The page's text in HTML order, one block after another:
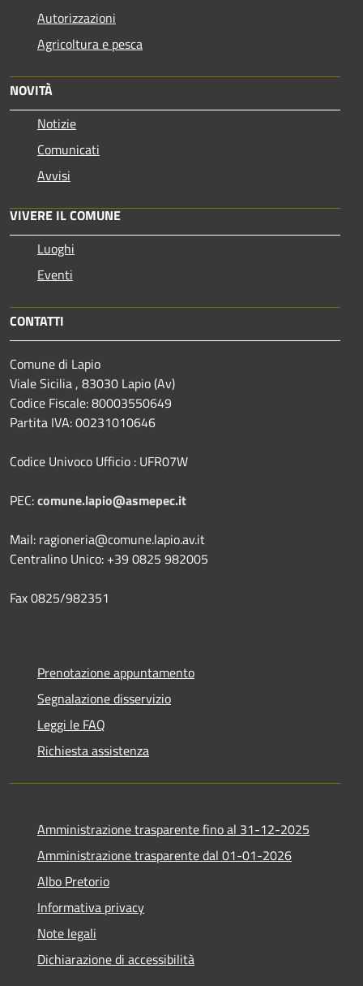
Autorizzazioni
Agricoltura e pesca
NOVITÀ
Notizie
Comunicati
Avvisi
VIVERE IL COMUNE
Luoghi
Eventi
CONTATTI
Comune di Lapio
Viale Sicilia , 83030 Lapio (Av)
Codice Fiscale: 80003550649
Partita IVA: 00231010646
Codice Univoco Ufficio : UFR07W
PEC:comune.lapio@asmepec.it
Mail: ragioneria@comune.lapio.av.it
Centralino Unico: +39 0825 982005
Fax 0825/982351
Prenotazione appuntamento
Segnalazione disservizio
Leggi le FAQ
Richiesta assistenza
Amministrazione trasparente fino al 31-12-2025
Amministrazione trasparente dal 01-01-2026
Albo Pretorio
Informativa privacy
Note legali
Dichiarazione di accessibilità